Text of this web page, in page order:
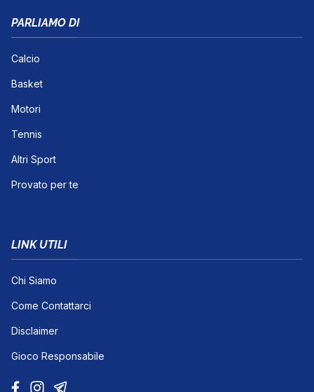
PARLIAMO DI
Calcio
Basket
Motori
Tennis
Altri Sport
Provato per te
LINK UTILI
Chi Siamo
Come Contattarci
Disclaimer
Gioco Responsabile